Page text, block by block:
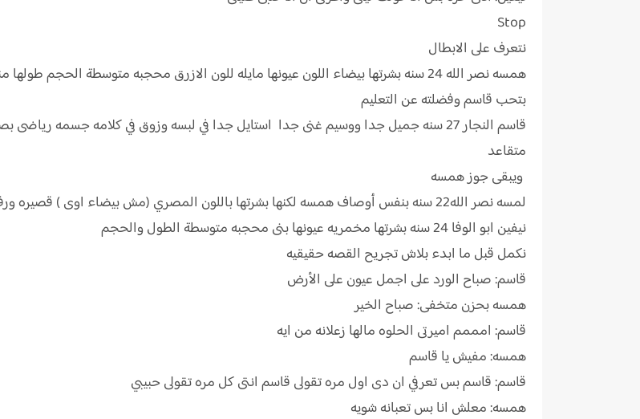
Stop
نتعرف على الابطال
همسه نصر الله 24 سنه بشرتها بيضاء اللون عيونها مايله للون الازرق محجبه متوسطة
بتحب قاسم وفضلته عن التعليم
قاسم النجار 27 سنه جميل جدا ووسيم غنى جدا استايل جدا في لبسه وزوق في كلامه جسمه
متقاعد
ويبقى جوز همسه
لمسه نصر الله22 سنه بنفس أوصاف همسه لكنها بشرتها باللون المصري (مش بيضاء اوى ) قصيره ورفيعة في الحجم
نيفين ابو الوفا 24 سنه بشرتها مخمريه عيونها بنى محجبه متوسطة الطول والحجم
نكمل قبل ما ابدء بلاش تجريح القصه حقيقيه
قاسم: صباح الورد على اجمل عيون على الأرض
همسه بحزن متخفى: صباح الخير
قاسم: امممم اميرتى الحلوه مالها زعلانه من ايه
همسه: مفيش يا قاسم
قاسم: قاسم بس تعرفي ان دى اول مره تقولى قاسم انتى كل مره تقولى حبيبي
همسه: معلش انا بس تعبانه شويه